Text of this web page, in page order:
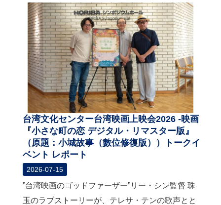
台湾文化センター台湾映画上映会2026 -映画
『小さな町の恋 デジタル・リマスター版』
（原題：小城故事（數位修復版））トークイ
ベント レポート
2026-07-15
”台湾映画のゴッドファーザー”リー・シン監督 珠
玉のラブストーリーが、テレサ・テンの歌声とと